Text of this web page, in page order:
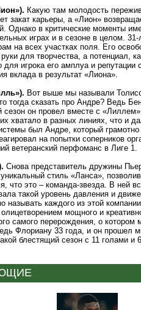
Какую там молодость
закат карьеры, а «Лион»
Однако в критические моменты
играх и в сезоне в целом. 31-
на всех участках поля. Его
для творчества, а потенциал,
игрока его амплуа и репутации
вклада в результат «Лиона».
Вот выше мы называли
тогда сказать про Андре? Ведь
он провел вместе с
хватало в разных линиях, что и
был Андре, который грамотно
на попытки соперников
ветеранский перфоманс в Лиге 1.
Снова представитель дружины
стиль «Ланса»,
что это – команда-звезда. В ней
такой уровень давления и
каждого из этой
мощного и
самого перерождения, о котором
Флориану 33 года, и он прошел
блестящий сезон с 11 голами и